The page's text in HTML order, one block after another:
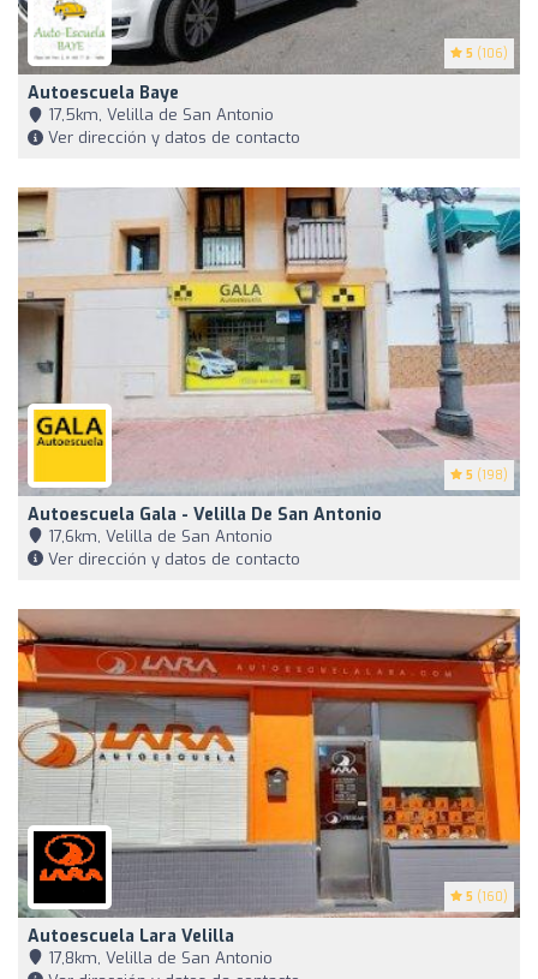
5 (106)
Autoescuela Baye
17,5km, Velilla de San Antonio
Ver dirección y datos de contacto
5 (198)
Autoescuela Gala - Velilla De San Antonio
17,6km, Velilla de San Antonio
Ver dirección y datos de contacto
5 (160)
Autoescuela Lara Velilla
17,8km, Velilla de San Antonio